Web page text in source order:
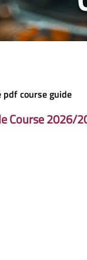
pdf course guide
Course 2026/